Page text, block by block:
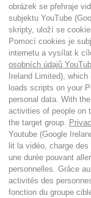
obrázek se přehraje
subjektu YouTube
skripty, uloží se
Pomocí cookies je
internetu a vysílat k
osobních údajů
Ireland Limited),
loads scripts on your
personal data. With
activities of people on
the target group.
Youtube (Google
lit la vidéo, charge
une durée pouvant
personnelles. Grâce
activités des
fonction du groupe